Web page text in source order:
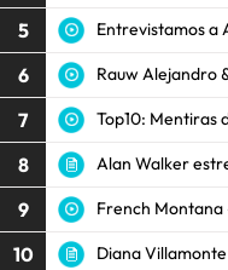
5 Entrevistamos a
6 Rauw Alejandro
7 Top10: Mentiras
8 Alan Walker
9 French
10 Diana